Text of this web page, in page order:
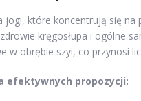
jogi, które koncentrują się
kręgosłupa i ogólne
w obrębie szyi, co przynosi
efektywnych propozycji: